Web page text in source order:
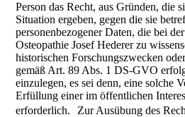
Person das Recht, aus Gründen, die
Situation ergeben, gegen die sie
personenbezogener Daten, die bei
Osteopathie Josef Hederer zu
historischen Forschungszwecken
gemäß Art. 89 Abs. 1 DS-GVO
einzulegen, es sei denn, eine solche
Erfüllung einer im öffentlichen
erforderlich. Zur Ausübung des